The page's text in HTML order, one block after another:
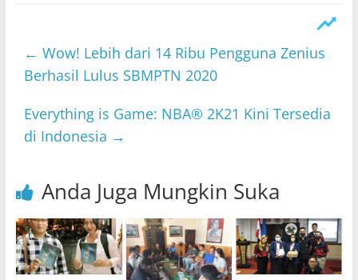
← Wow! Lebih dari 14 Ribu Pengguna Zenius
Berhasil Lulus SBMPTN 2020
Everything is Game: NBA® 2K21 Kini Tersedia
di Indonesia →
Anda Juga Mungkin Suka